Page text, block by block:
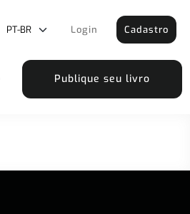
Publique seu livro
Login Cadastro